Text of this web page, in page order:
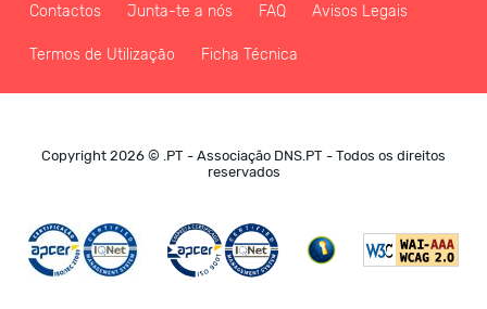
Contactos Junta-te a nós FAQ Avisos Legais
Termos de Utilização Ficha Técnica
Copyright 2026 © .PT - Associação DNS.PT - Todos os direitos
reservados